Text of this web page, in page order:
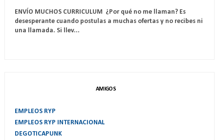
ENVÍO MUCHOS CURRICULUM ¿Por qué no me llaman? Es
desesperante cuando postulas a muchas ofertas y no recibes ni
una llamada. Si llev...
AMIGOS
EMPLEOS RYP
EMPLEOS RYP INTERNACIONAL
DEGOTICAPUNK